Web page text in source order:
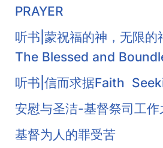
PRAYER
听书|蒙祝福的神，无限的
The Blessed and
听书|信而求据Faith
安慰与圣洁-基督祭司工作
基督为人的罪受苦